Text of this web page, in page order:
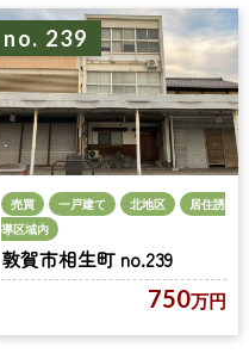
no. 239
売買 一戸建て 北地区
居住誘
導区域内
敦賀市相生町 no.239
750万円